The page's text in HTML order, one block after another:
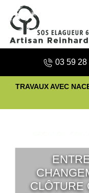
03 59 28
TRAVAUX AVEC
CLÔTURE